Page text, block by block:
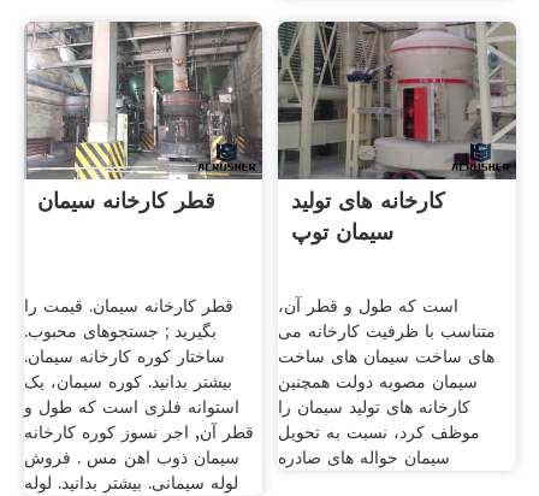
قطر کارخانه سیمان
قطر کارخانه سیمان. قیمت را
بگیرید ; جستجوهای محبوب.
ساختار کوره کارخانه سیمان.
بیشتر بدانید. کوره سيمان، يک
استوانه فلزى است که طول و
قطر آن, اجر نسوز کوره کارخانه
سیمان ذوب اهن مس . فروش
لوله سیمانی. بیشتر بدانید. لوله
کارخانه های تولید
سیمان توپ
است که طول و قطر آن،
متناسب با ظرفيت کارخانه مى
های ساخت سیمان های ساخت
سیمان مصوبه دولت همچنین
کارخانه های تولید سیمان را
موظف کرد، نسبت به تحویل
سیمان حواله های صادره